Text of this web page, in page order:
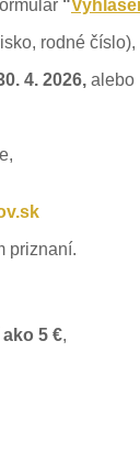
"
rodné číslo),
4. 2026, alebo
priznaní.
5 €,